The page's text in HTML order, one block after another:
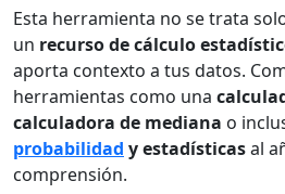
Esta herramienta no se trata
un recurso de cálculo
aporta contexto a tus datos.
herramientas como una
calculadora de mediana o
probabilidad y estadísticasal
comprensión.